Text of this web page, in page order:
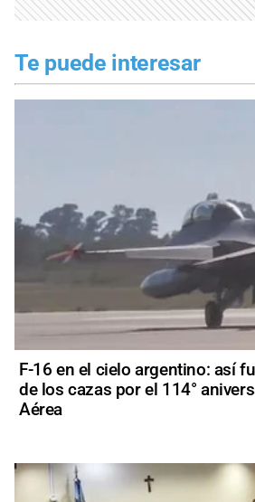
Te puede interesar
F-16 en el cielo argentino: así
de los cazas por el 114°
Aérea